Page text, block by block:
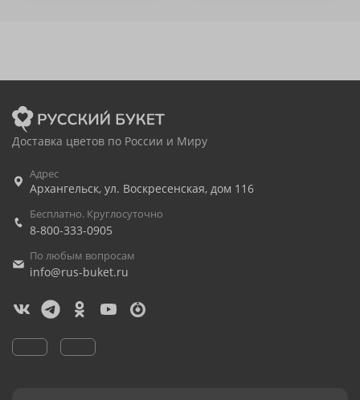
Доставка цветов по России и Миру
Адрес
Архангельск, ул. Воскресенская, дом 116
Бесплатно. Круглосуточно
8-800-333-0905
По любым вопросам
info@rus-buket.ru